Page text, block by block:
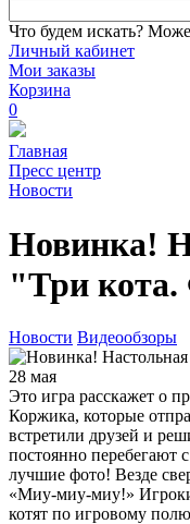
Что будем искать?
Личный кабинет
Мои заказы
Корзина
0
Главная
Пресс центр
Новости
Новинка!
"Три
Новости Видеообзоры
28 мая
Это игра расскажет о
Коржика, которые
встретили друзей и
постоянно перебегают
лучшие фото! Везде
«Миу-миу-миу!»
котят по игровому